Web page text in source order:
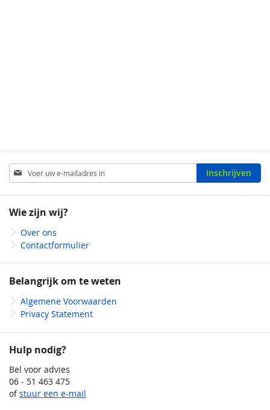
Abonneer
u
op
nieuwsbrief
Inschrijven
Wie zijn wij?
Over ons
Contactformulier
Belangrijk om te weten
Algemene Voorwaarden
Privacy Statement
Hulp nodig?
Bel voor advies
06 - 51 463 475
ofstuur een e-mail